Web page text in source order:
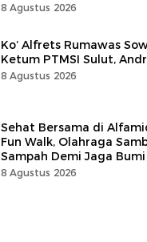
8 Agustus 2026
Ko’ Alfrets Rumawas
Ketum PTMSI Sulut,
8 Agustus 2026
Sehat Bersama di
Fun Walk, Olahraga
Sampah Demi Jaga Bumi
8 Agustus 2026